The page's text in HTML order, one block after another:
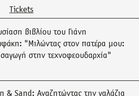
Tickets
βιβλίου του Γιάνη
"Μιλώντας στον πατέρα μου:
στην τεχνοφεουδαρχία"
& Sand: Αναζητώντας την γαλάζια